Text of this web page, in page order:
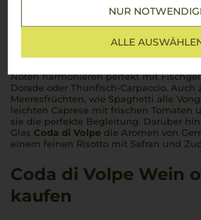
NUR
ALLE
der Rebsorte Coda
Noten harmonieren perfekt mit
Dorade oder Thunfisch-Carpaccio. Auch
Meeresfrüchten, wie Spaghetti alle
leichten Caprese mit frischen Tomaten
sie die perfekte Begleitung. Darüber
Glas Coda di Volpe die Aromen von
einem feinen Risotto mit Safran und
Coda di Volpe Wein
kaufen